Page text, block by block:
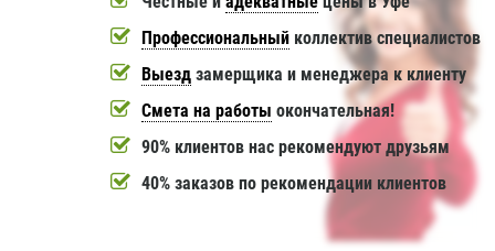
Профессиональныйколлектив специалистов
Выездзамерщика и менеджера к клиенту
Смета на работы окончательная!
90% клиентов нас рекомендуют друзьям
40% заказов по рекомендации клиентов